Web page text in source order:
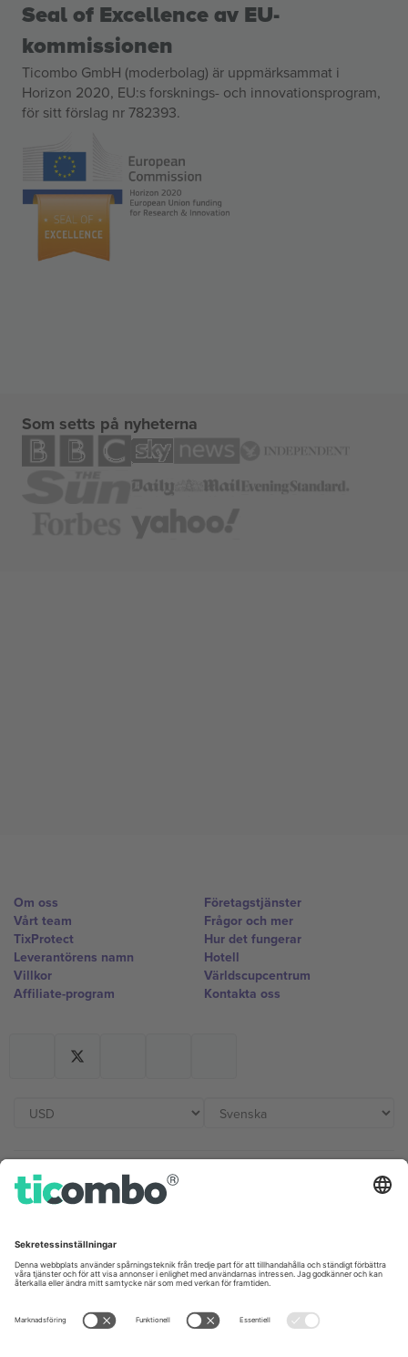
Seal of Excellence av EU-
kommissionen
Ticombo GmbH (moderbolag) är uppmärksammat i
Horizon 2020, EU:s forsknings- och innovationsprogram,
för sitt förslag nr 782393.
Som setts på nyheterna
Om oss
Vårt team
TixProtect
Leverantörens namn
Villkor
Affiliate-program
Företagstjänster
Frågor och mer
Hur det fungerar
Hotell
Världscupcentrum
Kontakta oss
Kontor och support
Unter den Linden 24, 10117
Berlin, Germany
London, EC1V 1AW, United
Kingdom
United States
Switzerland